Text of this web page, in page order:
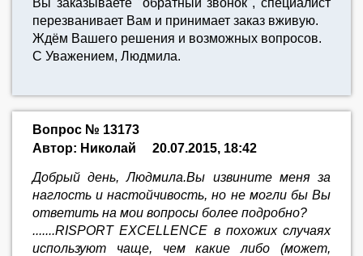
Вы заказываете "обратный звонок", специалист
перезванивает Вам и принимает заказ вживую.
Ждём Вашего решения и возможных вопросов.
С Уважением, Людмила.
Вопрос № 13173
Автор: Николай
20.07.2015, 18:42
Добрый день, Людмила.Вы извините меня за
наглость и настойчивость, но не могли бы Вы
ответить на мои вопросы более подробно?
.......RISPORT EXCELLENCE в похожих случаях
используют чаще, чем какие либо (может,